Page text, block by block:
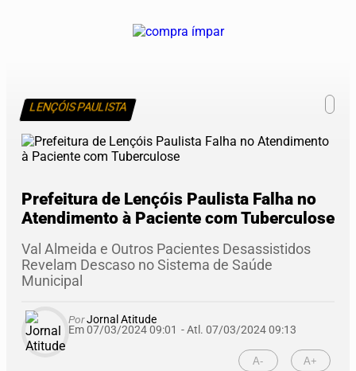
LENÇÓIS PAULISTA
Prefeitura de Lençóis Paulista Falha no
Atendimento à Paciente com Tuberculose
Val Almeida e Outros Pacientes Desassistidos
Revelam Descaso no Sistema de Saúde
Municipal
PorJornal Atitude
Em 07/03/2024 09:01 - Atl. 07/03/2024 09:13
A- A+